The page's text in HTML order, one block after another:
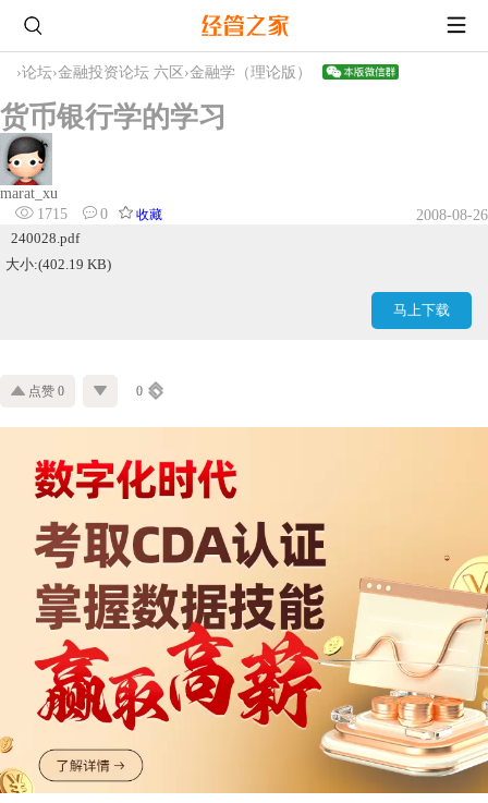
›论坛›金融投资论坛 六区 ›金融学（理论版）
货币银行学的学习
marat_xu
1715
0 收藏
2008-08-26
240028.pdf
大小:(402.19 KB)
马上下载
点赞 0 0